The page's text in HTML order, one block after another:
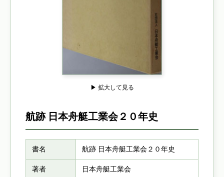
▶ 拡大して見る
航跡 日本舟艇工業会２０年史
書名 航跡 日本舟艇工業会２０年史
著者 日本舟艇工業会